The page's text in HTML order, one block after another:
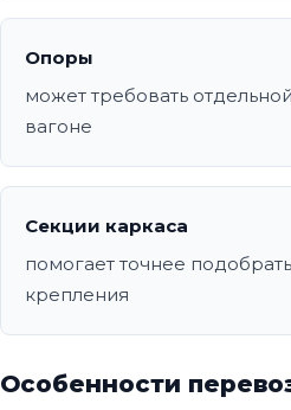
Опоры
может требовать
вагоне
Секции каркаса
помогает точнее
крепления
Особенности